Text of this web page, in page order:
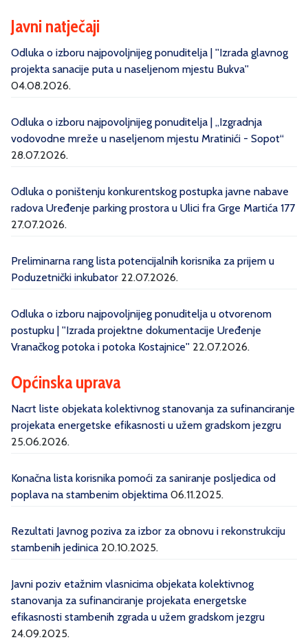
Javni natječaji
Odluka o izboru najpovoljnijeg ponuditelja | ''Izrada glavnog
projekta sanacije puta u naseljenom mjestu Bukva''
04.08.2026.
Odluka o izboru najpovoljnijeg ponuditelja | „Izgradnja
vodovodne mreže u naseljenom mjestu Mratinići - Sopot“
28.07.2026.
Odluka o poništenju konkurentskog postupka javne nabave
radova Uređenje parking prostora u Ulici fra Grge Martića 177
27.07.2026.
Preliminarna rang lista potencijalnih korisnika za prijem u
Poduzetnički inkubator 22.07.2026.
Odluka o izboru najpovoljnijeg ponuditelja u otvorenom
postupku | ''Izrada projektne dokumentacije Uređenje
Vranačkog potoka i potoka Kostajnice'' 22.07.2026.
Općinska uprava
Nacrt liste objekata kolektivnog stanovanja za sufinanciranje
projekata energetske efikasnosti u užem gradskom jezgru
25.06.2026.
Konačna lista korisnika pomoći za saniranje posljedica od
poplava na stambenim objektima 06.11.2025.
Rezultati Javnog poziva za izbor za obnovu i rekonstrukciju
stambenih jedinica 20.10.2025.
Javni poziv etažnim vlasnicima objekata kolektivnog
stanovanja za sufinanciranje projekata energetske
efikasnosti stambenih zgrada u užem gradskom jezgru
24.09.2025.